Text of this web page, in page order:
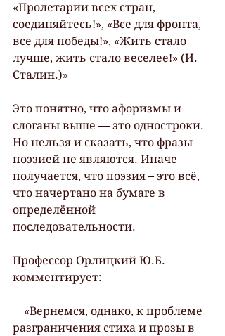
«Пролетарии всех стран,
соединяйтесь!», «Все для фронта,
все для победы!», «Жить стало
лучше, жить стало веселее!» (И.
Сталин.)»
Это понятно, что афоризмы и
слоганы выше — это одностроки.
Но нельзя и сказать, что фразы
поэзией не являются. Иначе
получается, что поэзия – это всё,
что начертано на бумаге в
определённой
последовательности.
Профессор Орлицкий Ю.Б.
комментирует:
разграничения стиха и прозы в